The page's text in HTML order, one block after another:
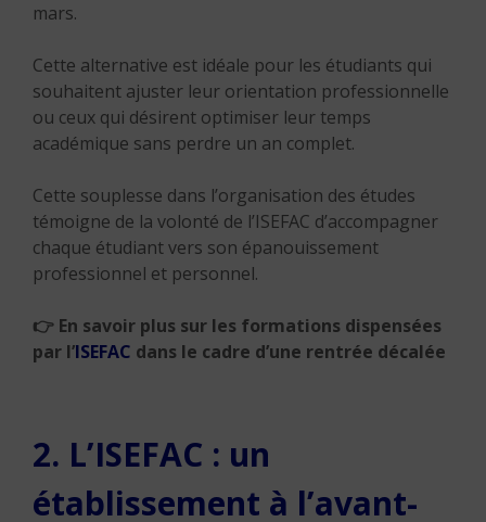
mars.
Cette alternative est idéale pour les étudiants qui
souhaitent ajuster leur orientation professionnelle
ou ceux qui désirent optimiser leur temps
académique sans perdre un an complet.
Cette souplesse dans l’organisation des études
témoigne de la volonté de l’ISEFAC d’accompagner
chaque étudiant vers son épanouissement
professionnel et personnel.
👉 En savoir plus sur les formations dispensées
par l’ISEFAC dans le cadre d’une rentrée décalée
2. L’ISEFAC : un
établissement à l’avant-